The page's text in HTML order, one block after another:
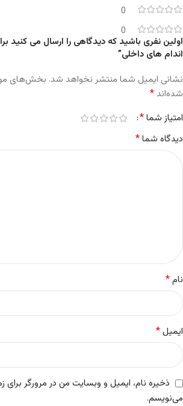
0
0
اولین نفری باشید که دیدگاهی را ارسال می کنید
اندام های داخلی”
نشانی ایمیل شما منتشر نخواهد شد. بخش‌های
شده‌اند *
امتیاز شما*
دیدگاه شما*
نام*
ایمیل*
ذخیره نام، ایمیل و وبسایت من در مرورگر برای
می‌نویسم.